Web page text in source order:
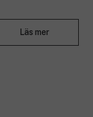
de flesta hudtoner.
med naturlig lyster.
Läs mer